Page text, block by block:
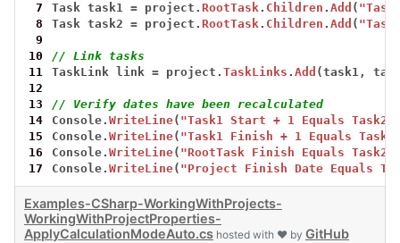
7
Task task1 = project.RootTask. Children .Add (
8
Task task2 = project.RootTask. Children .Add (
9
10
// Link tasks
11
TaskLink link = project.TaskLinks .Add (task1,
12
13
// Verify dates have been recalculated
14
Console.WriteLine( "Task1 Start + 1 Equals
15
Console.WriteLine( "Task1 Finish + 1 Equals
16
Console.WriteLine( "RootTask Finish Equals
17
Console.WriteLine( "Project Finish Date Equals
Examples-CSharp-WorkingWithProjects-
WorkingWithProjectProperties-
ApplyCalculationModeAuto.cs hosted with ❤ by GitHub